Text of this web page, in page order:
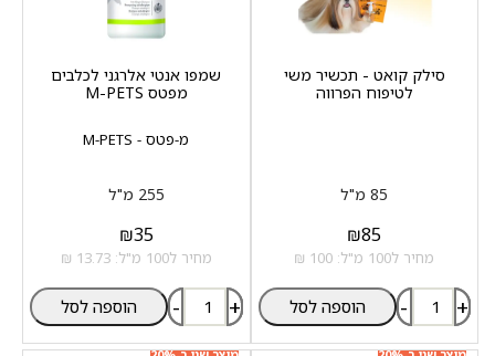
סילק קואט - תכשיר משי
לטיפוח הפרווה
85 מ"ל
₪85
מחיר ל100 מ"ל: 100 ₪
- + הוספה לסל
מ-פטס - M-PETS
שמפו אנטי אלרגני לכלבים
מפטס M-PETS
255 מ"ל
₪35
מחיר ל100 מ"ל: 13.73 ₪
- + הוספה לסל